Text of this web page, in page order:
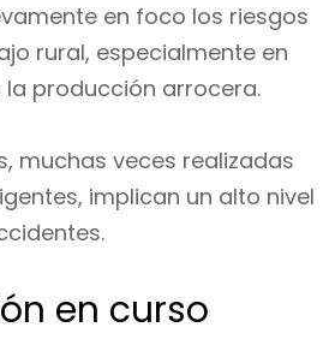
en foco los riesgos
rural, especialmente en
producción arrocera.
muchas veces realizadas
implican un alto nivel
en curso